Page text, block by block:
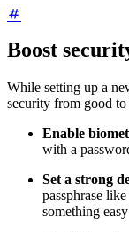
Boost
While setting up a
security from good to
Enable
with a
Set a strong
passphrase
something